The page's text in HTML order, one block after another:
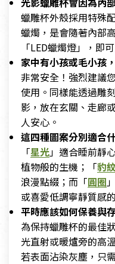
蠟雕杯外殼採用特殊
蠟燭，是會隨著內部
「LED蠟燭燈」，即
家中有小孩或毛小孩
非常安全！強烈建議
使用。同樣能透過雕
影，放在玄關、走廊
人安心。
這四種圖案分別適合
「星光」適合睡前靜
植物般的生機；「豹紋
浪漫點綴；而「圓圈
或喜愛低調寧靜質感
平時應該如何保養與
為保持蠟雕杯的最佳
光直射或暖爐旁的高
若表面沾染灰塵，只